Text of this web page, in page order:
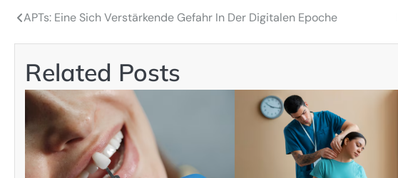
Post
navigation
APTs: Eine Sich Verstärkende Gefahr In Der Digitalen Epoche
Related Posts